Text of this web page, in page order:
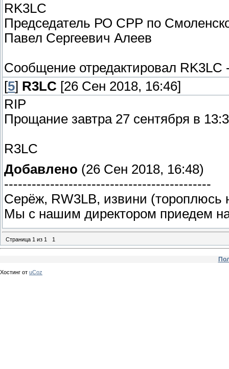
RK3LC
Председатель РО СРР по
Павел Сергеевич Алеев
Сообщение отредактировал RK3LC
[5] R3LC [26 Сен 2018, 16:46]
RIP
Прощание завтра 27 сентября в
R3LC
Добавлено (26 Сен 2018, 16:48)
---------------------------------------------
Серёж, RW3LB, извини (тороплюсь
Мы с нашим директором приедем
Страница 1 из 1 1
Хостинг от uCoz